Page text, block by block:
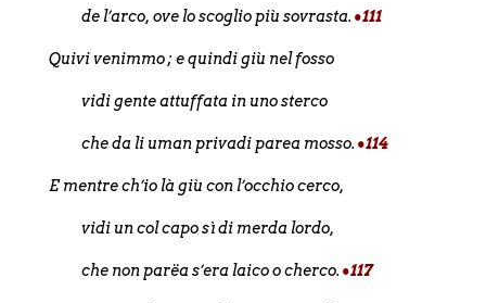
de l’arco, ove lo scoglio più sovrasta. •111
Quivi venimmo ; e quindi giù nel fosso
vidi gente attuffata in uno sterco
che da li uman privadi parea mosso. •114
E mentre ch’io là giù con l’occhio cerco,
vidi un col capo sì di merda lordo,
che non parëa s’era laico o cherco. •117